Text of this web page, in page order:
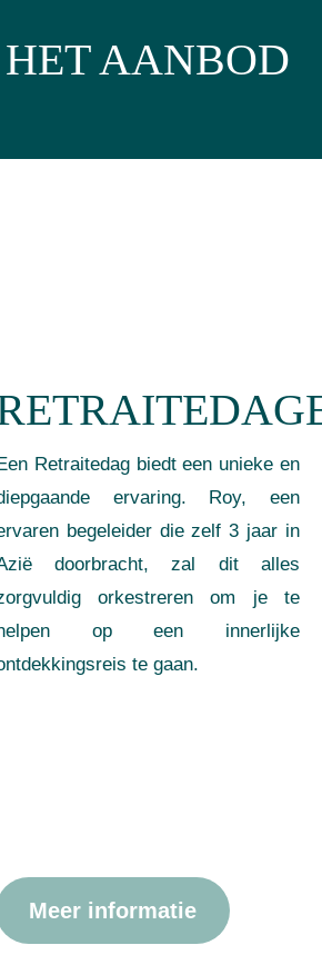
HET AANBOD
Retraitedag biedt een unieke en
ervaring. Roy, een
begeleider die zelf 3 jaar in
doorbracht, zal dit alles
orkestreren om je te
op een innerlijke
te gaan.
Meer informatie